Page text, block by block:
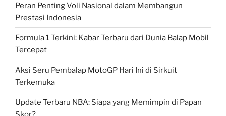
Peran Penting Voli Nasional dalam Membangun
Prestasi Indonesia
Formula 1 Terkini: Kabar Terbaru dari Dunia Balap Mobil
Tercepat
Aksi Seru Pembalap MotoGP Hari Ini di Sirkuit
Terkemuka
Update Terbaru NBA: Siapa yang Memimpin di Papan